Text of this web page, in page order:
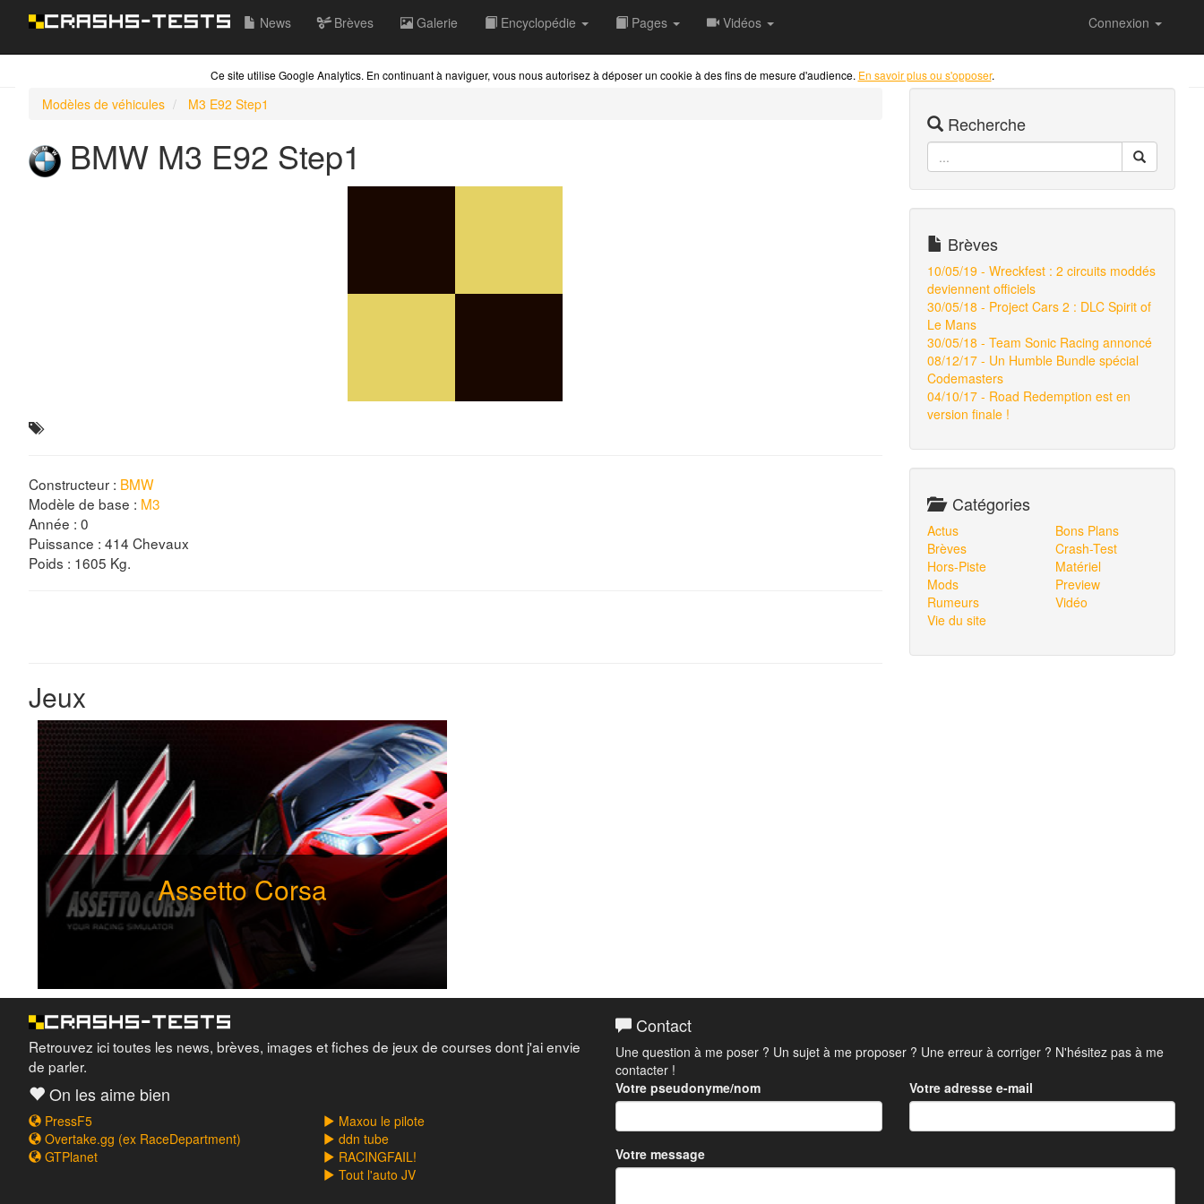
Ce site utilise Google Analytics. En continuant à naviguer, vous nous autorisez à déposer un cookie à des fins de mesure d'audience. En savoir plus ou s'opposer.
News Brèves Galerie Encyclopédie Pages Vidéos Connexion
Modèles de véhicules M3 E92 Step1
BMW M3 E92 Step1
Constructeur : BMW
Modèle de base : M3
Année : 0
Puissance : 414 Chevaux
Poids : 1605 Kg.
Jeux
Assetto Corsa
Recherche
Brèves
10/05/19 - Wreckfest : 2 circuits moddés
deviennent officiels
30/05/18 - Project Cars 2 : DLC Spirit of
Le Mans
30/05/18 - Team Sonic Racing annoncé
08/12/17 - Un Humble Bundle spécial
Codemasters
04/10/17 - Road Redemption est en
version finale !
Catégories
Actus
Brèves
Hors-Piste
Mods
Rumeurs
Vie du site
Bons Plans
Crash-Test
Matériel
Preview
Vidéo
Retrouvez ici toutes les news, brèves, images et fiches de jeux de courses dont j'ai envie
de parler.
On les aime bien
PressF5
Overtake.gg (ex RaceDepartment)
GTPlanet
Maxou le pilote
ddn tube
RACINGFAIL!
Tout l'auto JV
Contact
Une question à me poser ? Un sujet à me proposer ? Une erreur à corriger ? N'hésitez pas à me
contacter !
Votre pseudonyme/nom
Votre adresse e-mail
Votre message